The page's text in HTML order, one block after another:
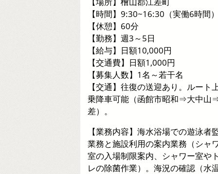
【時間】9:30~16:30（実働6時間
【休憩】60分
【勤務】週3～5日
【給与】日額10,000円
【交通費】日額1,000円
【募集人数】1名～若干名
【交通】往復の送迎あり。ルート
乗降車可能（函館市昭和⇒大中山
差）。
【業務内容】海水浴場での遊泳者
業務と施設利用の案内業務（シャ
室の入場制限案内、シャワー室や
レの除菌作業）。海況の確認（水